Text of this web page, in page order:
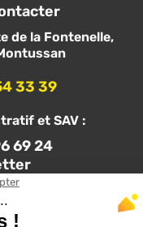
de la Fontenelle,
33 39
et SAV :
69 24
sur les réseaux :